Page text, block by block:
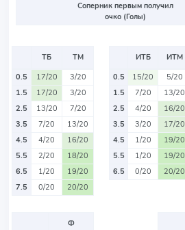
Соперник первым получил
очко (Голы)
ТБ
ТМ
0.5
17/20
3/20
1.5
17/20
3/20
2.5
13/20
7/20
3.5
7/20
13/20
4.5
4/20
16/20
5.5
2/20
18/20
6.5
1/20
19/20
7.5
0/20 20/20
ИТБ
ИТМ
0.5
15/20
5/20
1.5
7/20
13/20
2.5
4/20
16/20
3.5
3/20
17/20
4.5
1/20
19/20
5.5
1/20
19/20
6.5
0/20 20/20
Ф